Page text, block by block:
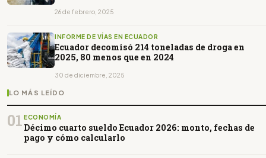
26 de febrero, 2025
INFORME DE VÍAS EN ECUADOR
Ecuador decomisó 214 toneladas de droga en
2025, 80 menos que en 2024
30 de diciembre, 2025
LO MÁS LEÍDO
01 ECONOMÍA
Décimo cuarto sueldo Ecuador 2026: monto, fechas de
pago y cómo calcularlo